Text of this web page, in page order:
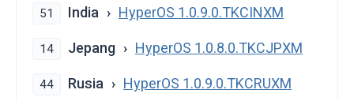
51 India HyperOS 1.0.9.0.TKCINXM
14 Jepang HyperOS 1.0.8.0.TKCJPXM
44 Rusia HyperOS 1.0.9.0.TKCRUXM